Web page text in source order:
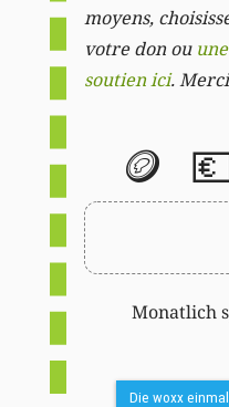
moyens,
votre don ou
soutien ici.
🪙
Monatlich
Die woxx